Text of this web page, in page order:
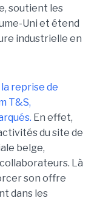
soutient les
Uni et étend
industrielle en
la reprise de
T&S,
En effet,
du site de
belge,
Là
son offre
dans les